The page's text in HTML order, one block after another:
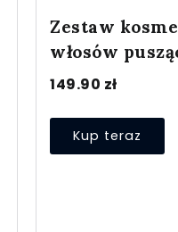
Zestaw
włosów
149.90 zł
Kup teraz